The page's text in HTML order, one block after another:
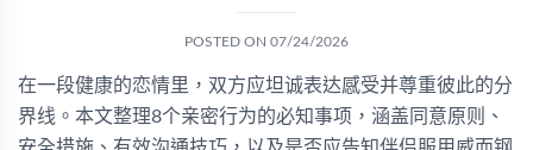
POSTED ON 07/24/2026
在一段健康的恋情里，双方应坦诚表达感受并尊重彼此的分
界线。本文整理8个亲密行为的必知事项，涵盖同意原则、